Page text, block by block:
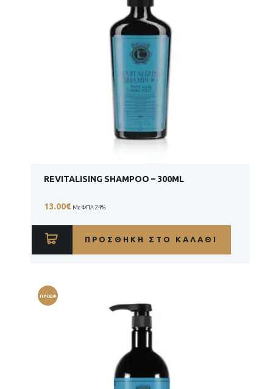
REVITALISING SHAMPOO – 300ML
13.00€ Με ΦΠΑ 24%
ΠΡΟΣΘΉΚΗ ΣΤΟ ΚΑΛΆΘΙ
ΠΡΟΣΦ